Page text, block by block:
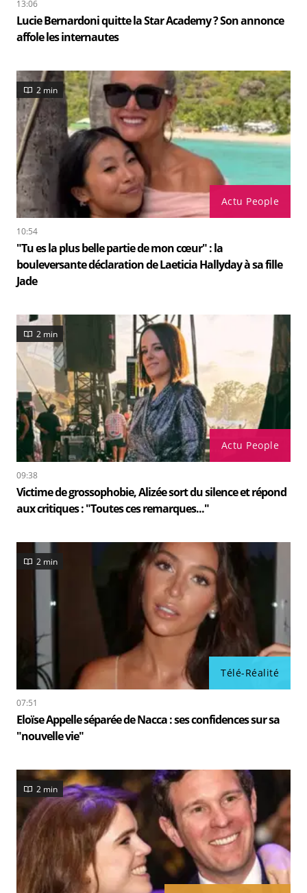
13:06
Lucie Bernardoni quitte la Star Academy ? Son annonce
affole les internautes
Actu People
2 min
10:54
"Tu es la plus belle partie de mon cœur" : la
bouleversante déclaration de Laeticia Hallyday à sa fille
Jade
Actu People
2 min
09:38
Victime de grossophobie, Alizée sort du silence et répond
aux critiques : "Toutes ces remarques..."
Télé-Réalité
2 min
07:51
Eloïse Appelle séparée de Nacca : ses confidences sur sa
"nouvelle vie"
2 min